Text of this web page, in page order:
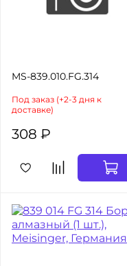
MS-839.010.FG.314
Под заказ (+2-3 дня к
доставке)
308 ₽